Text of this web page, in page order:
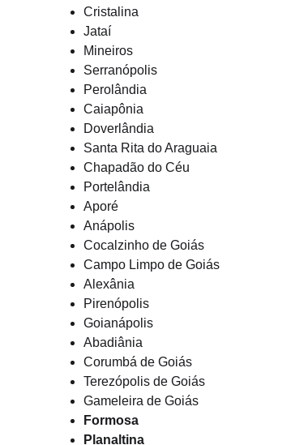
Cristalina
Jataí
Mineiros
Serranópolis
Perolândia
Caiapônia
Doverlândia
Santa Rita do Araguaia
Chapadão do Céu
Portelândia
Aporé
Anápolis
Cocalzinho de Goiás
Campo Limpo de Goiás
Alexânia
Pirenópolis
Goianápolis
Abadiânia
Corumbá de Goiás
Terezópolis de Goiás
Gameleira de Goiás
Formosa
Planaltina